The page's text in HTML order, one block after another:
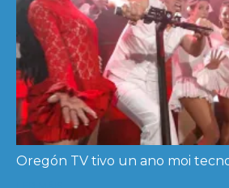
Oregón TV tivo un ano moi